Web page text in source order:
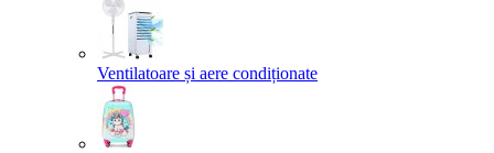
Ventilatoare și aere condiționate